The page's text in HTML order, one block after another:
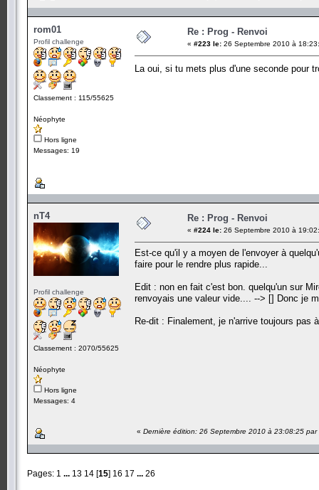
rom01
Profil challenge
Classement : 115/55625
Néophyte
Hors ligne
Messages: 19
Re : Prog - Renvoi
« #223 le: 26 Septembre 2010 à
La oui, si tu mets plus d'une seconde
nT4
Profil challenge
Classement : 2070/55625
Néophyte
Hors ligne
Messages: 4
Re : Prog - Renvoi
« #224 le: 26 Septembre 2010 à
Est-ce qu'il y a moyen de l'envoyer à
faire pour le rendre plus rapide...
Edit : non en fait c'est bon. quelqu'un sur
renvoyais une valeur vide.... --> [] Donc je
Re-dit : Finalement, je n'arrive toujours pas
« Dernière édition: 26 Septembre 2010 à 23:08:25 par
Pages: 1 ... 13 14 [15] 16 17 ... 26